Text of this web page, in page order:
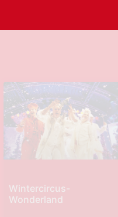
Wintercircus-
Wonderland